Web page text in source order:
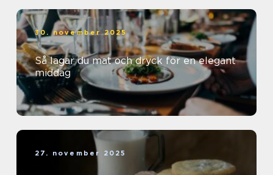
30. november 2025
Så lagar du mat och dryck för en elegant
middag
27. november 2025